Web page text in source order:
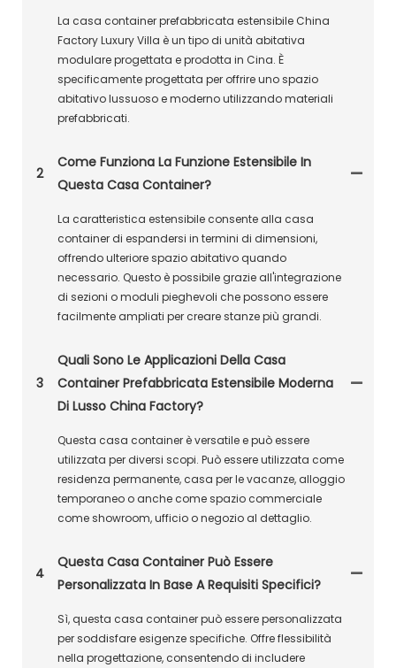
La casa container prefabbricata estensibile China
Factory Luxury Villa è un tipo di unità abitativa
modulare progettata e prodotta in Cina. È
specificamente progettata per offrire uno spazio
abitativo lussuoso e moderno utilizzando materiali
prefabbricati.
2
Come Funziona La Funzione Estensibile In
Questa Casa Container?
La caratteristica estensibile consente alla casa
container di espandersi in termini di dimensioni,
offrendo ulteriore spazio abitativo quando
necessario. Questo è possibile grazie all'integrazione
di sezioni o moduli pieghevoli che possono essere
facilmente ampliati per creare stanze più grandi.
3
Quali Sono Le Applicazioni Della Casa
Container Prefabbricata Estensibile Moderna
Di Lusso China Factory?
Questa casa container è versatile e può essere
utilizzata per diversi scopi. Può essere utilizzata come
residenza permanente, casa per le vacanze, alloggio
temporaneo o anche come spazio commerciale
come showroom, ufficio o negozio al dettaglio.
4
Questa Casa Container Può Essere
Personalizzata In Base A Requisiti Specifici?
Sì, questa casa container può essere personalizzata
per soddisfare esigenze specifiche. Offre flessibilità
nella progettazione, consentendo di includere